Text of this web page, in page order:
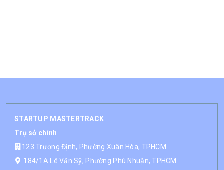
STARTUP MASTERTRACK
Trụ sở chính
123 Trương Định, Phường Xuân Hòa, TPHCM
184/1A Lê Văn Sỹ, Phường Phú Nhuận, TPHCM